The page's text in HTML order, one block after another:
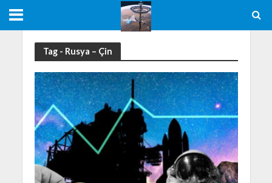
Tag - Rusya – Çin